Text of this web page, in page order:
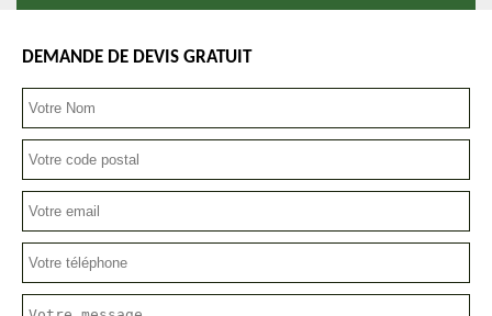
DEMANDE DE DEVIS GRATUIT